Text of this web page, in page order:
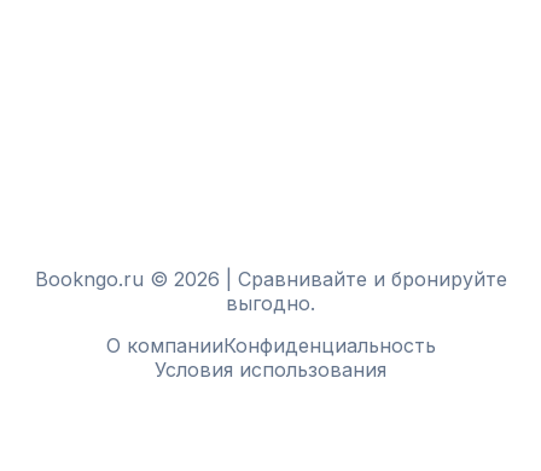
Bookngo.ru © 2026 | Сравнивайте и бронируйте
выгодно.
О компанииКонфиденциальность
Условия использования